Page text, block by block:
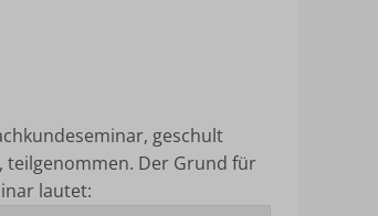
geschult
teilgenommen. Der Grund für
lautet: